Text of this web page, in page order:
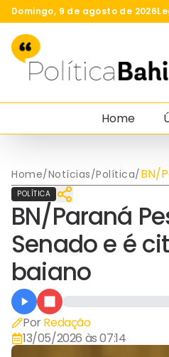
Domingo, 9 de agosto de 2026
Home
Home/Notícias/Política/BN/
POLÍTICA
BN/Paraná
Senado e é
baiano
Por Redação
13/05/2026 às 07:14